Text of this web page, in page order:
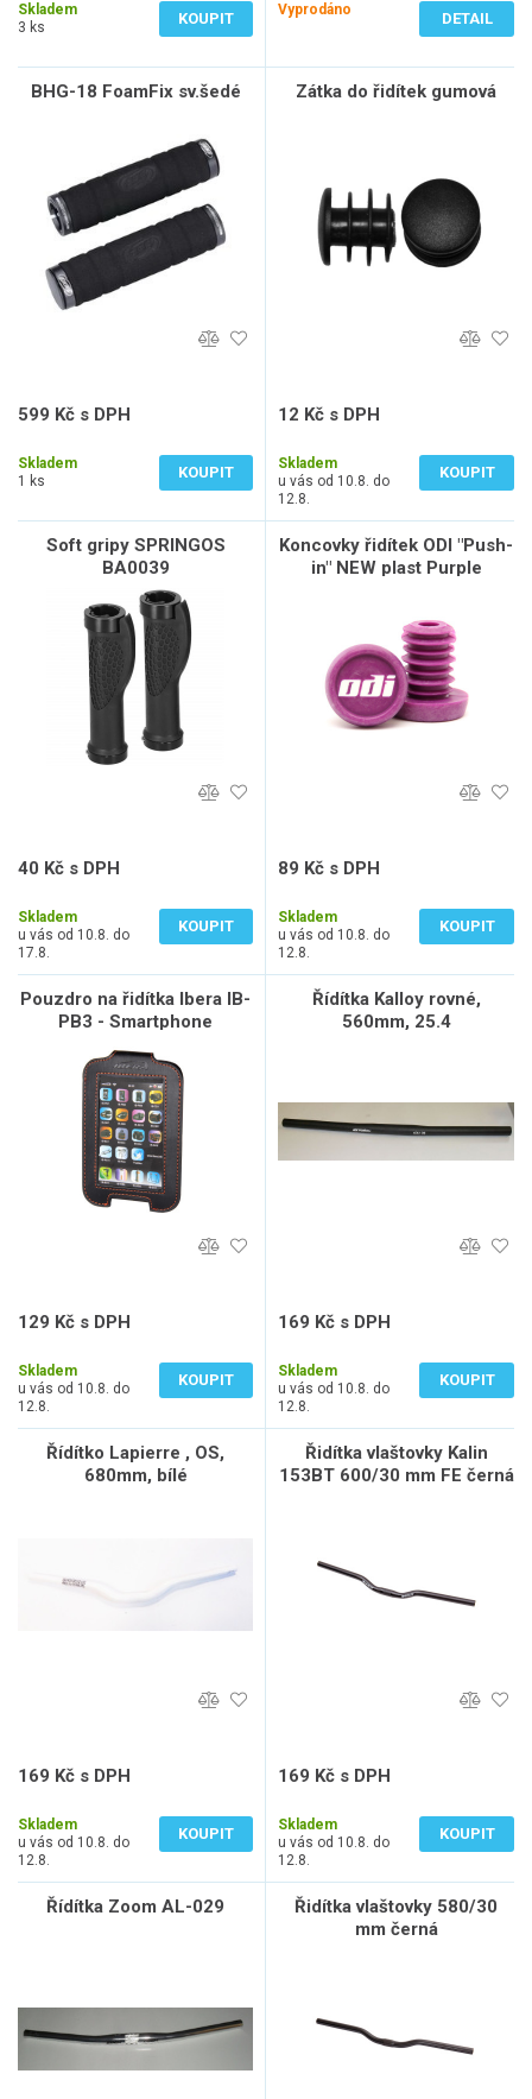
Skladem
3 ks
KOUPIT
Vyprodáno
DETAIL
BHG-18 FoamFix sv.šedé
599 Kč s DPH
Skladem
1 ks
KOUPIT
Zátka do řidítek gumová
12 Kč s DPH
Skladem
u vás od 10.8. do
12.8.
KOUPIT
Soft gripy SPRINGOS
BA0039
40 Kč s DPH
Skladem
u vás od 10.8. do
17.8.
KOUPIT
Koncovky řidítek ODI "Push-
in" NEW plast Purple
89 Kč s DPH
Skladem
u vás od 10.8. do
12.8.
KOUPIT
Pouzdro na řidítka Ibera IB-
PB3 - Smartphone
129 Kč s DPH
Skladem
u vás od 10.8. do
12.8.
KOUPIT
Řídítka Kalloy rovné,
560mm, 25.4
169 Kč s DPH
Skladem
u vás od 10.8. do
12.8.
KOUPIT
Řídítko Lapierre , OS,
680mm, bílé
169 Kč s DPH
Skladem
u vás od 10.8. do
12.8.
KOUPIT
Řidítka vlaštovky Kalin
153BT 600/30 mm FE černá
169 Kč s DPH
Skladem
u vás od 10.8. do
12.8.
KOUPIT
Řídítka Zoom AL-029
Řidítka vlaštovky 580/30
mm černá